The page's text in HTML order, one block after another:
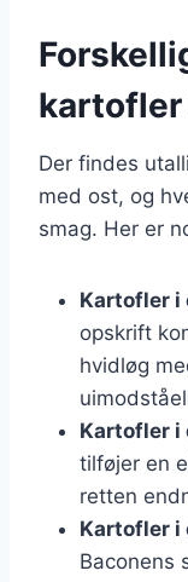
kartofler
Der findes
med ost, og
smag. Her er
Kartofler i
opskrift
hvidløg
Kartofler i
tilføjer en
retten
Kartofler i
Baconens